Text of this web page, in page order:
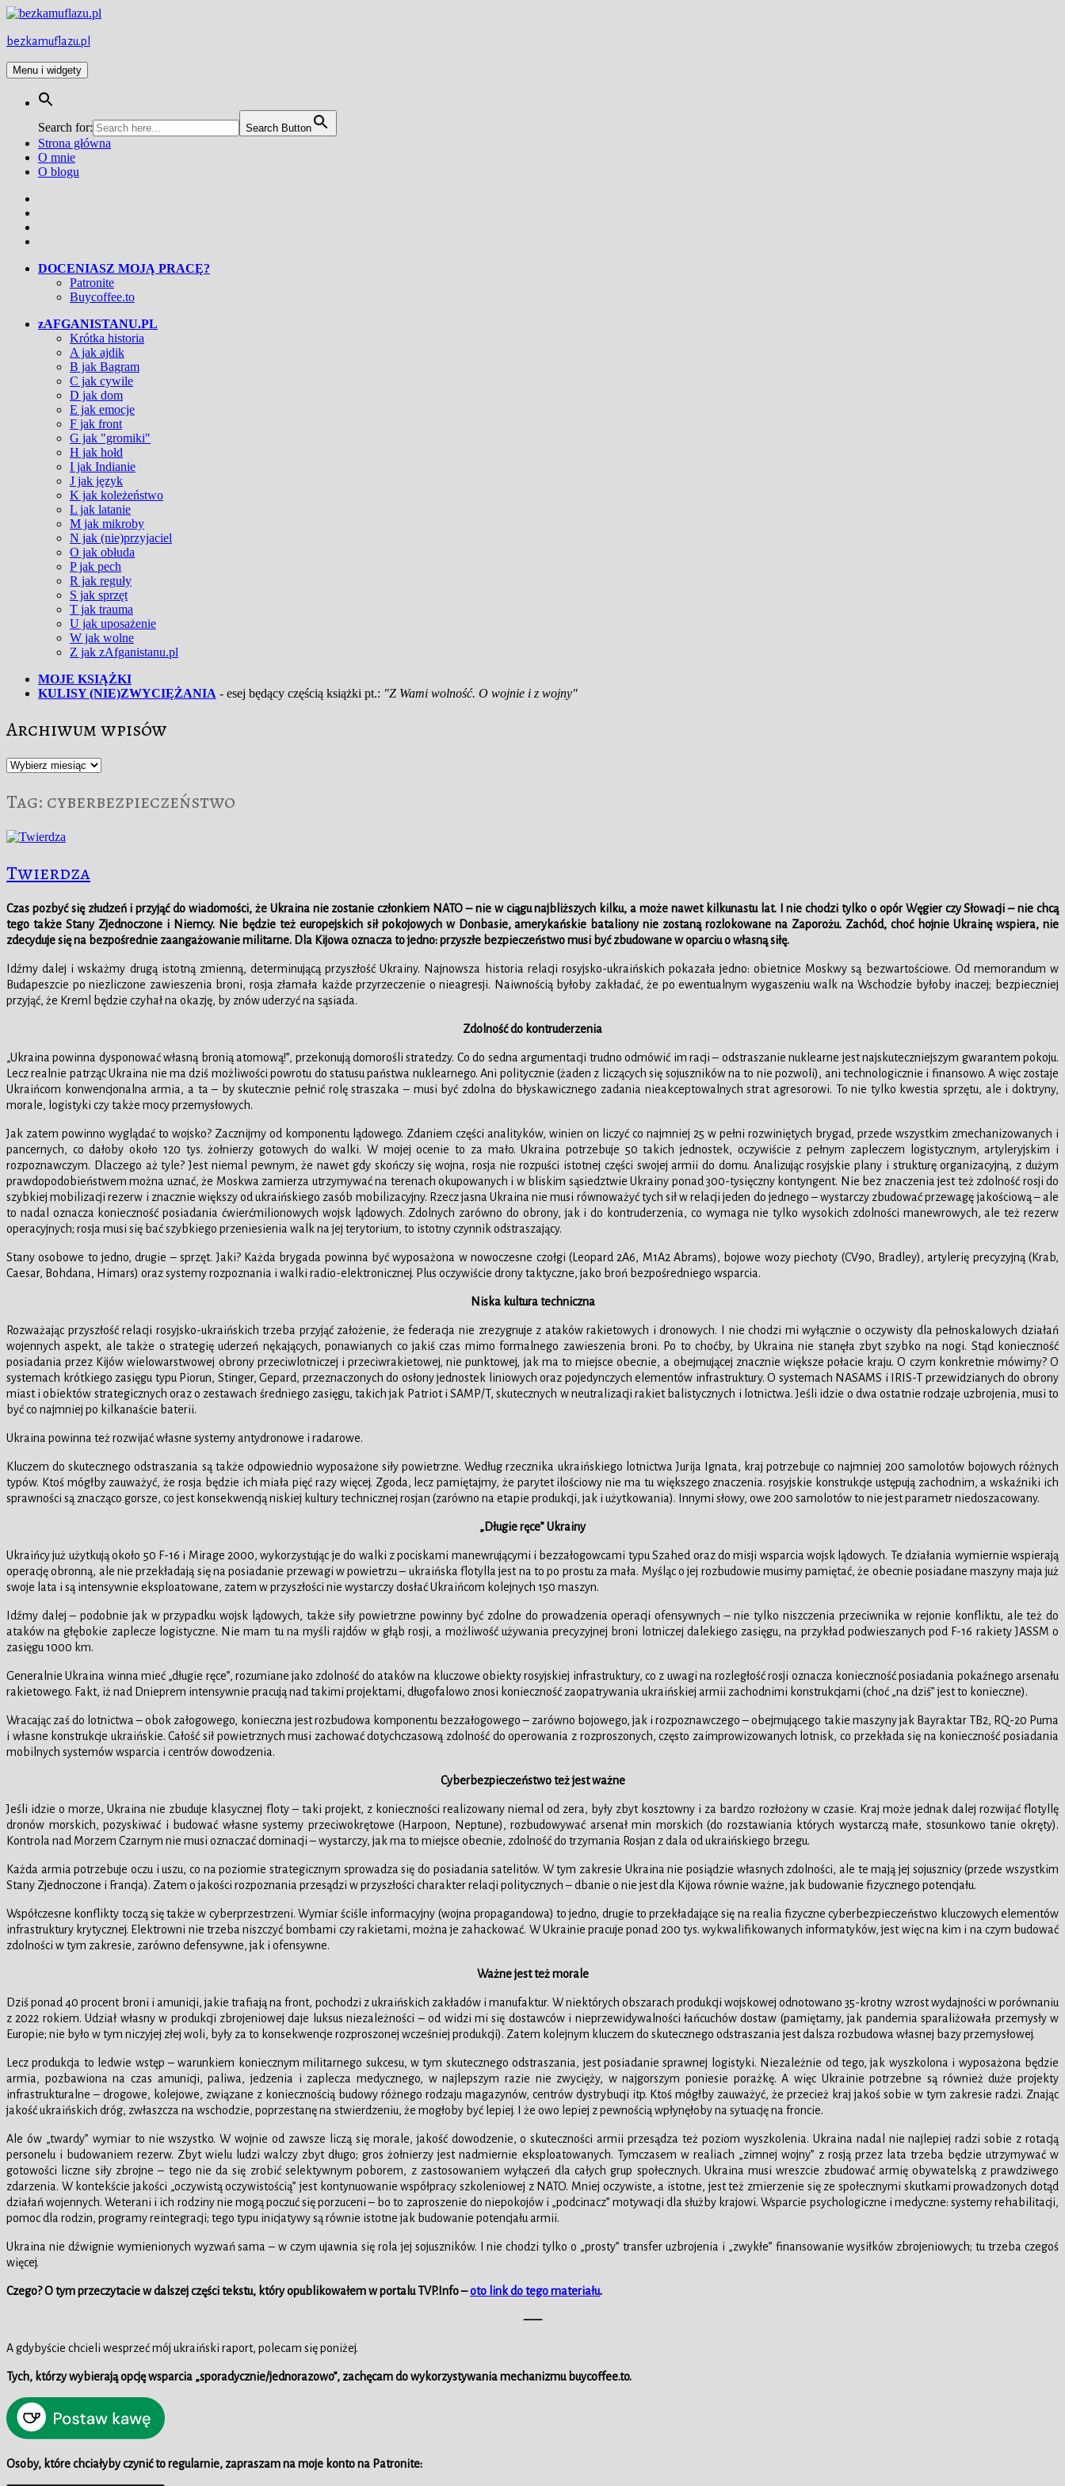
Przejdź
treści
bezkamuflazu.pl
Menu i widgety
Search for: Search Button
Strona główna
O mnie
O blogu
DOCENIASZ MOJĄ PRACĘ?
Patronite
Buycoffee.to
zAFGANISTANU.PL
Krótka historia
A jak ajdik
B jak Bagram
C jak cywile
D jak dom
E jak emocje
F jak front
G jak "gromiki"
H jak hołd
I jak Indianie
J jak język
K jak koleżeństwo
L jak latanie
M jak mikroby
N jak (nie)przyjaciel
O jak obłuda
P jak pech
R jak reguły
S jak sprzęt
T jak trauma
U jak uposażenie
W jak wolne
Z jak zAfganistanu.pl
MOJE KSIĄŻKI
KULISY (NIE)ZWYCIĘŻANIA - esej będący częścią książki pt.: "Z Wami wolność. O wojnie i z wojny"
Archiwum wpisów
Archiwum
Tag: cyberbezpieczeństwo
Twierdza
Czas pozbyć się złudzeń i przyjąć do wiadomości, że Ukraina nie zostanie członkiem NATO – nie w ciągu najbliższych kilku, a może nawet kilkunastu lat. I nie chodzi tylko o opór Węgier czy Słowacji – nie chcą
tego także Stany Zjednoczone i Niemcy. Nie będzie też europejskich sił pokojowych w Donbasie, amerykańskie bataliony nie zostaną rozlokowane na Zaporożu. Zachód, choć hojnie Ukrainę wspiera, nie
zdecyduje się na bezpośrednie zaangażowanie militarne. Dla Kijowa oznacza to jedno: przyszłe bezpieczeństwo musi być zbudowane w oparciu o własną siłę.
Idźmy dalej i wskażmy drugą istotną zmienną, determinującą przyszłość Ukrainy. Najnowsza historia relacji rosyjsko-ukraińskich pokazała jedno: obietnice Moskwy są bezwartościowe. Od memorandum w
Budapeszcie po niezliczone zawieszenia broni, rosja złamała każde przyrzeczenie o nieagresji. Naiwnością byłoby zakładać, że po ewentualnym wygaszeniu walk na Wschodzie byłoby inaczej; bezpieczniej
przyjąć, że Kreml będzie czyhał na okazję, by znów uderzyć na sąsiada.
Zdolność do kontruderzenia
„Ukraina powinna dysponować własną bronią atomową!”, przekonują domorośli stratedzy. Co do sedna argumentacji trudno odmówić im racji – odstraszanie nuklearne jest najskuteczniejszym gwarantem pokoju.
Lecz realnie patrząc Ukraina nie ma dziś możliwości powrotu do statusu państwa nuklearnego. Ani politycznie (żaden z liczących się sojuszników na to nie pozwoli), ani technologicznie i finansowo. A więc zostaje
Ukraińcom konwencjonalna armia, a ta – by skutecznie pełnić rolę straszaka – musi być zdolna do błyskawicznego zadania nieakceptowalnych strat agresorowi. To nie tylko kwestia sprzętu, ale i doktryny,
morale, logistyki czy także mocy przemysłowych.
Jak zatem powinno wyglądać to wojsko? Zacznijmy od komponentu lądowego. Zdaniem części analityków, winien on liczyć co najmniej 25 w pełni rozwiniętych brygad, przede wszystkim zmechanizowanych i
pancernych, co dałoby około 120 tys. żołnierzy gotowych do walki. W mojej ocenie to za mało. Ukraina potrzebuje 50 takich jednostek, oczywiście z pełnym zapleczem logistycznym, artyleryjskim i
rozpoznawczym. Dlaczego aż tyle? Jest niemal pewnym, że nawet gdy skończy się wojna, rosja nie rozpuści istotnej części swojej armii do domu. Analizując rosyjskie plany i strukturę organizacyjną, z dużym
prawdopodobieństwem można uznać, że Moskwa zamierza utrzymywać na terenach okupowanych i w bliskim sąsiedztwie Ukrainy ponad 300-tysięczny kontyngent. Nie bez znaczenia jest też zdolność rosji do
szybkiej mobilizacji rezerw i znacznie większy od ukraińskiego zasób mobilizacyjny. Rzecz jasna Ukraina nie musi równoważyć tych sił w relacji jeden do jednego – wystarczy zbudować przewagę jakościową – ale
to nadal oznacza konieczność posiadania ćwierćmilionowych wojsk lądowych. Zdolnych zarówno do obrony, jak i do kontruderzenia, co wymaga nie tylko wysokich zdolności manewrowych, ale też rezerw
operacyjnych; rosja musi się bać szybkiego przeniesienia walk na jej terytorium, to istotny czynnik odstraszający.
Stany osobowe to jedno, drugie – sprzęt. Jaki? Każda brygada powinna być wyposażona w nowoczesne czołgi (Leopard 2A6, M1A2 Abrams), bojowe wozy piechoty (CV90, Bradley), artylerię precyzyjną (Krab,
Caesar, Bohdana, Himars) oraz systemy rozpoznania i walki radio-elektronicznej. Plus oczywiście drony taktyczne, jako broń bezpośredniego wsparcia.
Niska kultura techniczna
Rozważając przyszłość relacji rosyjsko-ukraińskich trzeba przyjąć założenie, że federacja nie zrezygnuje z ataków rakietowych i dronowych. I nie chodzi mi wyłącznie o oczywisty dla pełnoskalowych działań
wojennych aspekt, ale także o strategię uderzeń nękających, ponawianych co jakiś czas mimo formalnego zawieszenia broni. Po to choćby, by Ukraina nie stanęła zbyt szybko na nogi. Stąd konieczność
posiadania przez Kijów wielowarstwowej obrony przeciwlotniczej i przeciwrakietowej, nie punktowej, jak ma to miejsce obecnie, a obejmującej znacznie większe połacie kraju. O czym konkretnie mówimy? O
systemach krótkiego zasięgu typu Piorun, Stinger, Gepard, przeznaczonych do osłony jednostek liniowych oraz pojedynczych elementów infrastruktury. O systemach NASAMS i IRIS-T przewidzianych do obrony
miast i obiektów strategicznych oraz o zestawach średniego zasięgu, takich jak Patriot i SAMP/T, skutecznych w neutralizacji rakiet balistycznych i lotnictwa. Jeśli idzie o dwa ostatnie rodzaje uzbrojenia, musi to
być co najmniej po kilkanaście baterii.
Ukraina powinna też rozwijać własne systemy antydronowe i radarowe.
Kluczem do skutecznego odstraszania są także odpowiednio wyposażone siły powietrzne. Według rzecznika ukraińskiego lotnictwa Jurija Ignata, kraj potrzebuje co najmniej 200 samolotów bojowych różnych
typów. Ktoś mógłby zauważyć, że rosja będzie ich miała pięć razy więcej. Zgoda, lecz pamiętajmy, że parytet ilościowy nie ma tu większego znaczenia. rosyjskie konstrukcje ustępują zachodnim, a wskaźniki ich
sprawności są znacząco gorsze, co jest konsekwencją niskiej kultury technicznej rosjan (zarówno na etapie produkcji, jak i użytkowania). Innymi słowy, owe 200 samolotów to nie jest parametr niedoszacowany.
„Długie ręce” Ukrainy
Ukraińcy już użytkują około 50 F-16 i Mirage 2000, wykorzystując je do walki z pociskami manewrującymi i bezzałogowcami typu Szahed oraz do misji wsparcia wojsk lądowych. Te działania wymiernie wspierają
operację obronną, ale nie przekładają się na posiadanie przewagi w powietrzu – ukraińska flotylla jest na to po prostu za mała. Myśląc o jej rozbudowie musimy pamiętać, że obecnie posiadane maszyny maja już
swoje lata i są intensywnie eksploatowane, zatem w przyszłości nie wystarczy dosłać Ukraińcom kolejnych 150 maszyn.
Idźmy dalej – podobnie jak w przypadku wojsk lądowych, także siły powietrzne powinny być zdolne do prowadzenia operacji ofensywnych – nie tylko niszczenia przeciwnika w rejonie konfliktu, ale też do
ataków na głębokie zaplecze logistyczne. Nie mam tu na myśli rajdów w głąb rosji, a możliwość używania precyzyjnej broni lotniczej dalekiego zasięgu, na przykład podwieszanych pod F-16 rakiety JASSM o
zasięgu 1000 km.
Generalnie Ukraina winna mieć „długie ręce”, rozumiane jako zdolność do ataków na kluczowe obiekty rosyjskiej infrastruktury, co z uwagi na rozległość rosji oznacza konieczność posiadania pokaźnego arsenału
rakietowego. Fakt, iż nad Dnieprem intensywnie pracują nad takimi projektami, długofalowo znosi konieczność zaopatrywania ukraińskiej armii zachodnimi konstrukcjami (choć „na dziś” jest to konieczne).
Wracając zaś do lotnictwa – obok załogowego, konieczna jest rozbudowa komponentu bezzałogowego – zarówno bojowego, jak i rozpoznawczego – obejmującego takie maszyny jak Bayraktar TB2, RQ-20 Puma
i własne konstrukcje ukraińskie. Całość sił powietrznych musi zachować dotychczasową zdolność do operowania z rozproszonych, często zaimprowizowanych lotnisk, co przekłada się na konieczność posiadania
mobilnych systemów wsparcia i centrów dowodzenia.
Cyberbezpieczeństwo też jest ważne
Jeśli idzie o morze, Ukraina nie zbuduje klasycznej floty – taki projekt, z konieczności realizowany niemal od zera, były zbyt kosztowny i za bardzo rozłożony w czasie. Kraj może jednak dalej rozwijać flotyllę
dronów morskich, pozyskiwać i budować własne systemy przeciwokrętowe (Harpoon, Neptune), rozbudowywać arsenał min morskich (do rozstawiania których wystarczą małe, stosunkowo tanie okręty).
Kontrola nad Morzem Czarnym nie musi oznaczać dominacji – wystarczy, jak ma to miejsce obecnie, zdolność do trzymania Rosjan z dala od ukraińskiego brzegu.
Każda armia potrzebuje oczu i uszu, co na poziomie strategicznym sprowadza się do posiadania satelitów. W tym zakresie Ukraina nie posiądzie własnych zdolności, ale te mają jej sojusznicy (przede wszystkim
Stany Zjednoczone i Francja). Zatem o jakości rozpoznania przesądzi w przyszłości charakter relacji politycznych – dbanie o nie jest dla Kijowa równie ważne, jak budowanie fizycznego potencjału.
Współczesne konflikty toczą się także w cyberprzestrzeni. Wymiar ściśle informacyjny (wojna propagandowa) to jedno, drugie to przekładające się na realia fizyczne cyberbezpieczeństwo kluczowych elementów
infrastruktury krytycznej. Elektrowni nie trzeba niszczyć bombami czy rakietami, można je zahackować. W Ukrainie pracuje ponad 200 tys. wykwalifikowanych informatyków, jest więc na kim i na czym budować
zdolności w tym zakresie, zarówno defensywne, jak i ofensywne.
Ważne jest też morale
Dziś ponad 40 procent broni i amunicji, jakie trafiają na front, pochodzi z ukraińskich zakładów i manufaktur. W niektórych obszarach produkcji wojskowej odnotowano 35-krotny wzrost wydajności w porównaniu
z 2022 rokiem. Udział własny w produkcji zbrojeniowej daje luksus niezależności – od widzi mi się dostawców i nieprzewidywalności łańcuchów dostaw (pamiętamy, jak pandemia sparaliżowała przemysły w
Europie; nie było w tym niczyjej złej woli, były za to konsekwencje rozproszonej wcześniej produkcji). Zatem kolejnym kluczem do skutecznego odstraszania jest dalsza rozbudowa własnej bazy przemysłowej.
Lecz produkcja to ledwie wstęp – warunkiem koniecznym militarnego sukcesu, w tym skutecznego odstraszania, jest posiadanie sprawnej logistyki. Niezależnie od tego, jak wyszkolona i wyposażona będzie
armia, pozbawiona na czas amunicji, paliwa, jedzenia i zaplecza medycznego, w najlepszym razie nie zwycięży, w najgorszym poniesie porażkę. A więc Ukrainie potrzebne są również duże projekty
infrastrukturalne – drogowe, kolejowe, związane z koniecznością budowy różnego rodzaju magazynów, centrów dystrybucji itp. Ktoś mógłby zauważyć, że przecież kraj jakoś sobie w tym zakresie radzi. Znając
jakość ukraińskich dróg, zwłaszcza na wschodzie, poprzestanę na stwierdzeniu, że mogłoby być lepiej. I że owo lepiej z pewnością wpłynęłoby na sytuację na froncie.
Ale ów „twardy” wymiar to nie wszystko. W wojnie od zawsze liczą się morale, jakość dowodzenie, o skuteczności armii przesądza też poziom wyszkolenia. Ukraina nadal nie najlepiej radzi sobie z rotacją
personelu i budowaniem rezerw. Zbyt wielu ludzi walczy zbyt długo; gros żołnierzy jest nadmiernie eksploatowanych. Tymczasem w realiach „zimnej wojny” z rosją przez lata trzeba będzie utrzymywać w
gotowości liczne siły zbrojne – tego nie da się zrobić selektywnym poborem, z zastosowaniem wyłączeń dla całych grup społecznych. Ukraina musi wreszcie zbudować armię obywatelską z prawdziwego
zdarzenia. W kontekście jakości „oczywistą oczywistością” jest kontynuowanie współpracy szkoleniowej z NATO. Mniej oczywiste, a istotne, jest też zmierzenie się ze społecznymi skutkami prowadzonych dotąd
działań wojennych. Weterani i ich rodziny nie mogą poczuć się porzuceni – bo to zaproszenie do niepokojów i „podcinacz” motywacji dla służby krajowi. Wsparcie psychologiczne i medyczne: systemy rehabilitacji,
pomoc dla rodzin, programy reintegracji; tego typu inicjatywy są równie istotne jak budowanie potencjału armii.
Ukraina nie dźwignie wymienionych wyzwań sama – w czym ujawnia się rola jej sojuszników. I nie chodzi tylko o „prosty” transfer uzbrojenia i „zwykłe” finansowanie wysiłków zbrojeniowych; tu trzeba czegoś
więcej.
Czego? O tym przeczytacie w dalszej części tekstu, który opublikowałem w portalu TVP.Info –oto link do tego materiału.
—–
A gdybyście chcieli wesprzeć mój ukraiński raport, polecam się poniżej.
Tych, którzy wybierają opcję wsparcia „sporadycznie/jednorazowo”, zachęcam do wykorzystywania mechanizmu buycoffee.to.
Osoby, które chciałyby czynić to regularnie, zapraszam na moje konto na Patronite: